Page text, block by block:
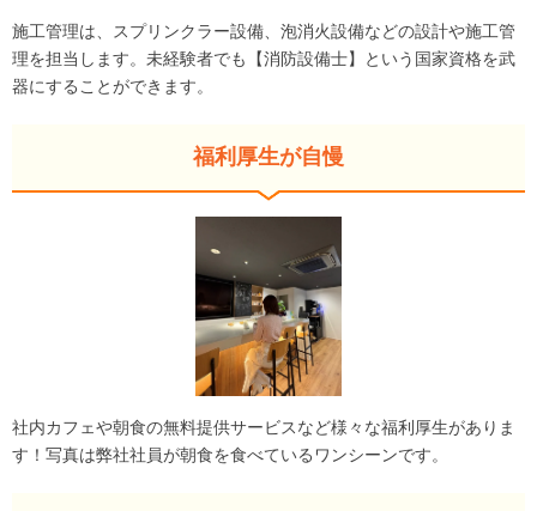
施工管理は、スプリンクラー設備、泡消火設備などの設計や施工管
理を担当します。未経験者でも【消防設備士】という国家資格を武
器にすることができます。
福利厚生が自慢
社内カフェや朝食の無料提供サービスなど様々な福利厚生がありま
す！写真は弊社社員が朝食を食べているワンシーンです。